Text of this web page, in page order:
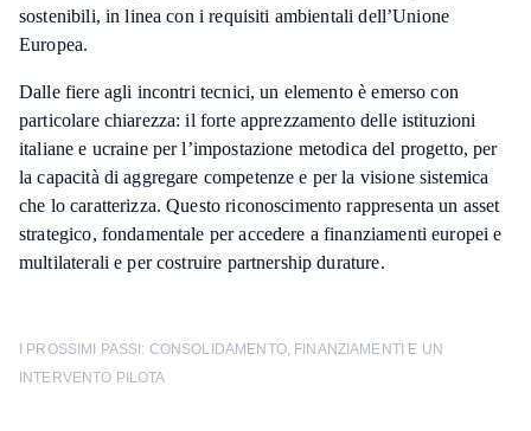
sostenibili, in linea con i requisiti ambientali dell’Unione
Europea.
Dalle fiere agli incontri tecnici, un elemento è emerso con
particolare chiarezza: il forte apprezzamento delle istituzioni
italiane e ucraine per l’impostazione metodica del progetto, per
la capacità di aggregare competenze e per la visione sistemica
che lo caratterizza. Questo riconoscimento rappresenta un asset
strategico, fondamentale per accedere a finanziamenti europei e
multilaterali e per costruire partnership durature.
I PROSSIMI PASSI: CONSOLIDAMENTO, FINANZIAMENTI E UN
INTERVENTO PILOTA